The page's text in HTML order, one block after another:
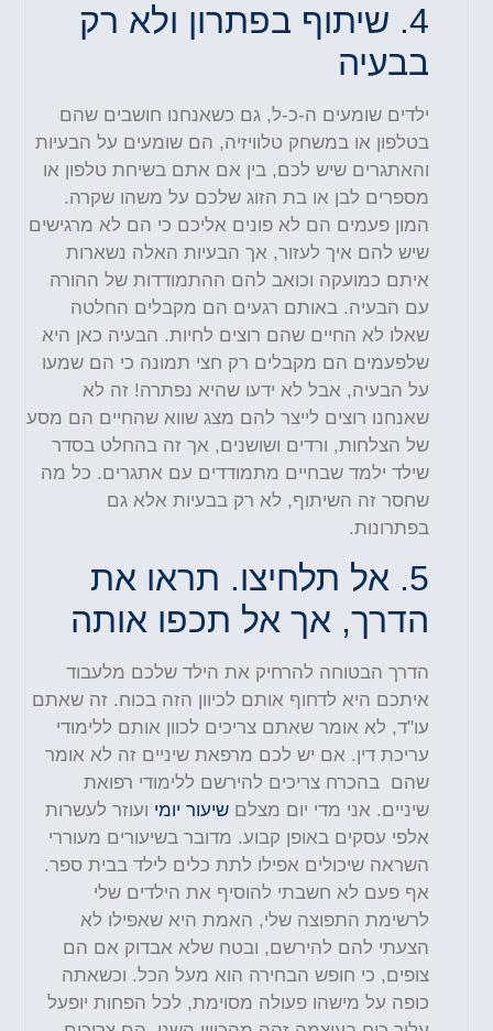
שיתוף בפתרון ולא רק
בבעיה
ילדים שומעים ה-כ-ל, גם כשאנחנו חושבים שהם
בטלפון או במשחק טלוויזיה, הם שומעים על הבעיות
והאתגרים שיש לכם, בין אם אתם בשיחת טלפון או
מספרים לבן או בת הזוג שלכם על משהו שקרה.
המון פעמים הם לא פונים אליכם כי הם לא מרגישים
שיש להם איך לעזור, אך הבעיות האלה נשארות
איתם כמועקה וכואב להם ההתמודדות של ההורה
עם הבעיה. באותם רגעים הם מקבלים החלטה
שאלו לא החיים שהם רוצים לחיות. הבעיה כאן היא
שלפעמים הם מקבלים רק חצי תמונה כי הם שמעו
על הבעיה, אבל לא ידעו שהיא נפתרה! זה לא
שאנחנו רוצים לייצר להם מצג שווא שהחיים הם מסע
של הצלחות, ורדים ושושנים, אך זה בהחלט בסדר
שילד ילמד שבחיים מתמודדים עם אתגרים. כל מה
שחסר זה השיתוף, לא רק בבעיות אלא גם
בפתרונות.
אל תלחיצו. תראו את
הדרך, אך אל תכפו אותה
הדרך הבטוחה להרחיק את הילד שלכם מלעבוד
איתכם היא לדחוף אותם לכיוון הזה בכוח. זה שאתם
עו"ד, לא אומר שאתם צריכים לכוון אותם ללימודי
עריכת דין. אם יש לכם מרפאת שיניים זה לא אומר
שהם בהכרחצריכים להירשם ללימודי רפואת
שיניים. אני מדי יום מצלם שיעור יומי ועוזר לעשרות
אלפי עסקים באופן קבוע. מדובר בשיעורים מעוררי
השראה שיכולים אפילו לתת כלים לילד בבית ספר.
אף פעם לא חשבתי להוסיף את הילדים שלי
לרשימת התפוצה שלי, האמת היא שאפילו לא
הצעתי להם להירשם, ובטח שלא אבדוק אם הם
צופים, כי חופש הבחירה הוא מעלהכל . וכשאתה
כופה על מישהו פעולה מסוימת, לכל הפחות יופעל